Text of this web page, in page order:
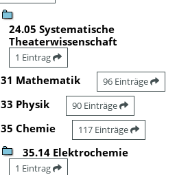
24.05 Systematische
Theaterwissenschaft
1 Eintrag
31 Mathematik 96 Einträge
33 Physik 90 Einträge
35 Chemie 117 Einträge
35.14 Elektrochemie
1 Eintrag